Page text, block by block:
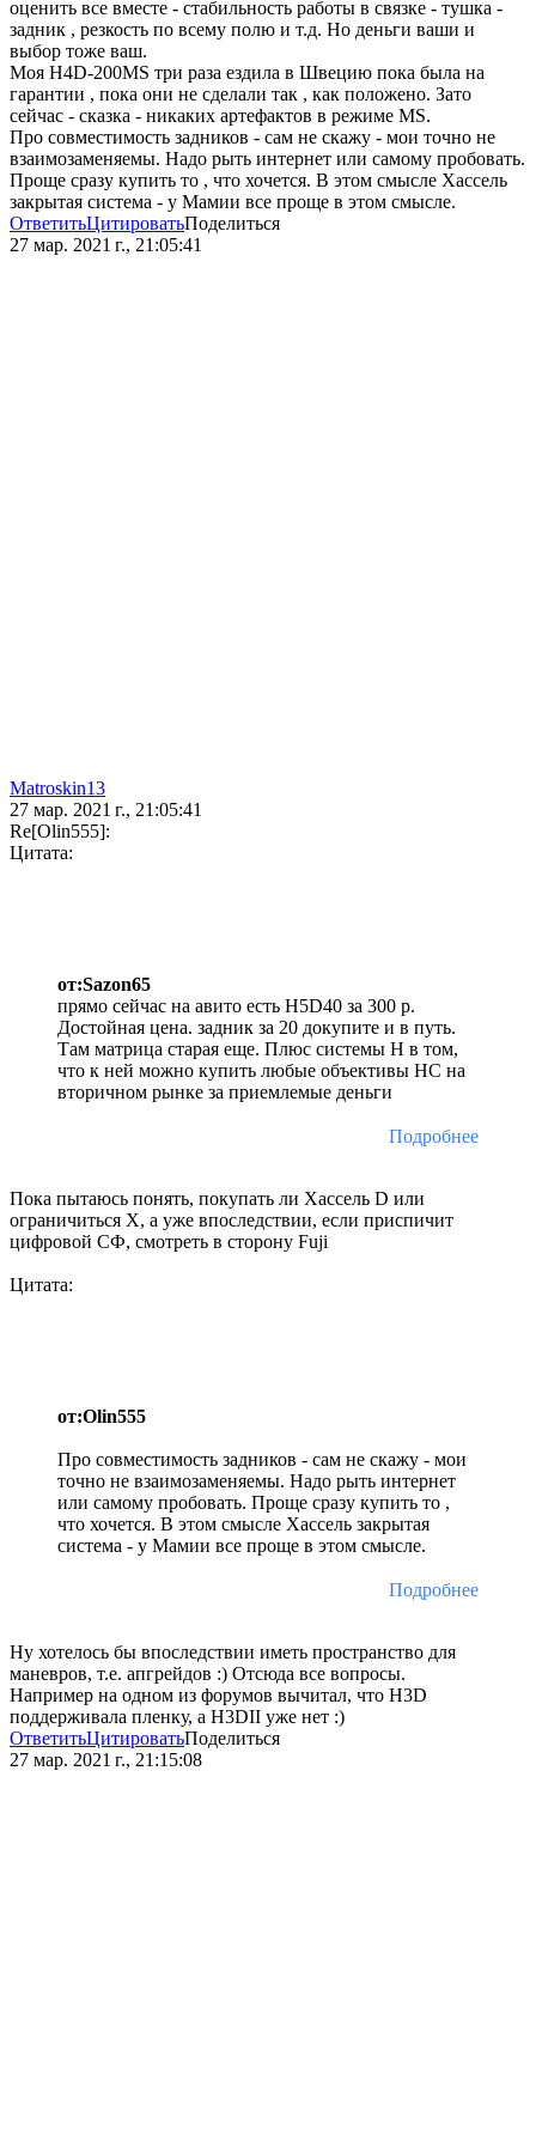
оценить все вместе - стабильность работы в связке - тушка -
задник , резкость по всему полю и т.д. Но деньги ваши и
выбор тоже ваш.
Моя H4D-200MS три раза ездила в Швецию пока была на
гарантии , пока они не сделали так , как положено. Зато
сейчас - сказка - никаких артефактов в режиме MS.
Про совместимость задников - сам не скажу - мои точно не
взаимозаменяемы. Надо рыть интернет или самому пробовать.
Проще сразу купить то , что хочется. В этом смысле Хассель
закрытая система - у Мамии все проще в этом смысле.
ОтветитьЦитироватьПоделиться
27 мар. 2021 г., 21:05:41
Matroskin13
27 мар. 2021 г., 21:05:41
Re[Olin555]:
Цитата:
от:Sazon65
прямо сейчас на авито есть Н5D40 за 300 р.
Достойная цена. задник за 20 докупите и в путь.
Там матрица старая еще. Плюс системы Н в том,
что к ней можно купить любые объективы НС на
вторичном рынке за приемлемые деньги
Подробнее
Пока пытаюсь понять, покупать ли Хассель D или
ограничиться X, а уже впоследствии, если приспичит
цифровой СФ, смотреть в сторону Fuji
Цитата:
от:Olin555
Про совместимость задников - сам не скажу - мои
точно не взаимозаменяемы. Надо рыть интернет
или самому пробовать. Проще сразу купить то ,
что хочется. В этом смысле Хассель закрытая
система - у Мамии все проще в этом смысле.
Подробнее
Ну хотелось бы впоследствии иметь пространство для
маневров, т.е. апгрейдов :) Отсюда все вопросы.
Например на одном из форумов вычитал, что H3D
поддерживала пленку, а H3DII уже нет :)
ОтветитьЦитироватьПоделиться
27 мар. 2021 г., 21:15:08